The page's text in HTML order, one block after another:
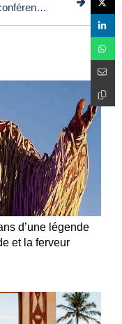
« Ensemble pour l’Égalité » : une conférence pour transformer le droit en levier d’émancipation des femmes
d’une légende
et la ferveur